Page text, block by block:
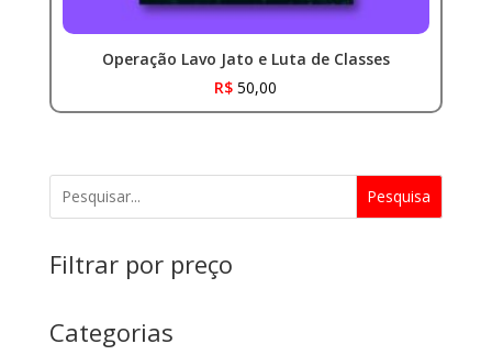
Operação Lavo Jato e Luta de Classes
R$ 50,00
Pesquisa
Filtrar por preço
Categorias